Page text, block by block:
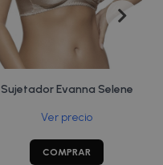
Sujetador Evanna Selene
Ver precio
COMPRAR